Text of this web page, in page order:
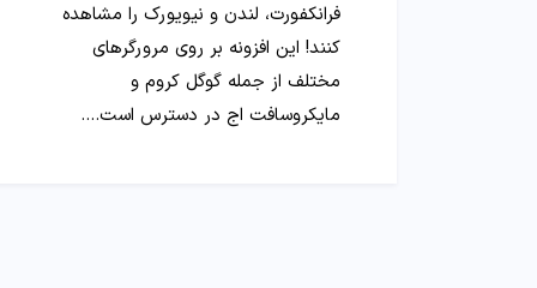
فرانکفورت، لندن و نیویورک را مشاهده
کنند! این افزونه بر روی مرورگرهای
مختلف از جمله گوگل کروم و
مایکروسافت اج در دسترس است.…